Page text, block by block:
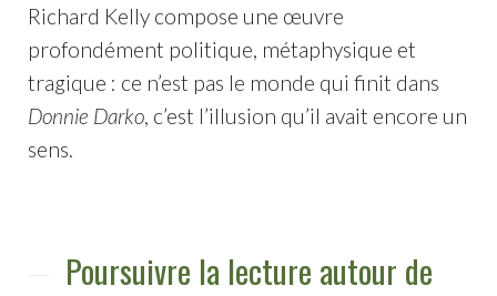
Richard Kelly compose une œuvre
profondément politique, métaphysique et
tragique : ce n’est pas le monde qui finit dans
Donnie Darko, c’est l’illusion qu’il avait encore un
sens.
Poursuivre la lecture autour de